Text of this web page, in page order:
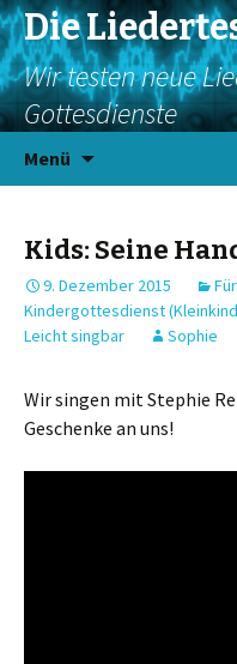
Die
Wir testen neue
Gottesdienste
Menü
Kids: Seine
9. Dezember 2015
Kindergottesdienst
Leicht singbar
Sophie
Wir singen mit Stephie
Geschenke an uns!